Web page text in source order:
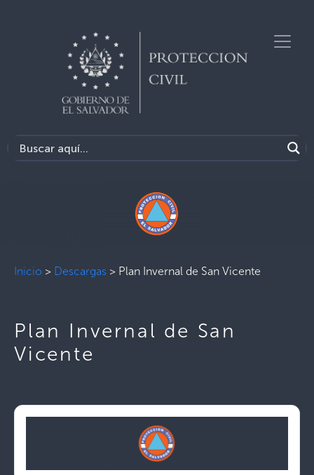
Inicio > Descargas > Plan Invernal de San Vicente
Plan Invernal de San
Vicente